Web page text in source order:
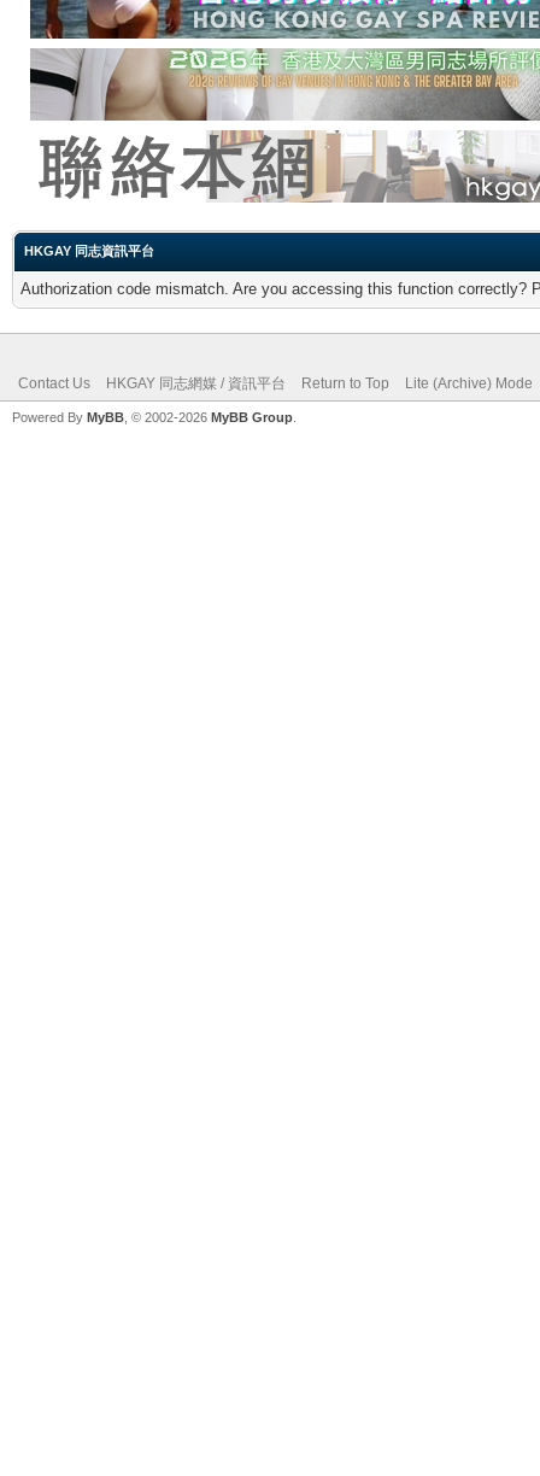
HKGAY 同志資訊平台
Authorization code mismatch. Are you accessing this function correctly?
Contact Us HKGAY 同志網媒 / 資訊平台 Return to Top Lite (Archive) Mode
Powered By MyBB , © 2002-2026 MyBB Group